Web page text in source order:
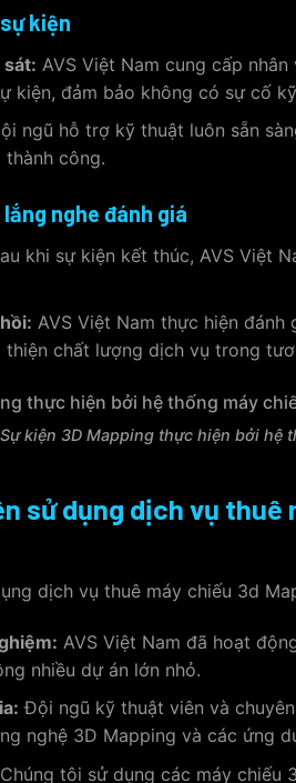
kiện
sát: AVS Việt Nam cung cấp
kiện, đảm bảo không có sự cố
ngũ hỗ trợ kỹ thuật luôn sẵn
thành công.
nghe đánh giá
khi sự kiện kết thúc, AVS Việt
AVS Việt Nam thực hiện
thiện chất lượng dịch vụ trong
Sự kiện 3D Mapping thực hiện bởi hệ
sử dụng dịch vụ
dịch vụ thuê máy chiếu 3d
AVS Việt Nam đã hoạt
nhiều dự án lớn nhỏ.
Đội ngũ kỹ thuật viên và
nghệ 3D Mapping và các ứng
Chúng tôi sử dụng các máy chiếu